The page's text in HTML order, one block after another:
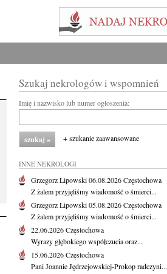
Szukaj nekrologów i wspomnień
Imię i nazwisko lub numer ogłoszenia:
+ szukanie zaawansowane
INNE NEKROLOGI
Grzegorz Lipowski06.08.2026Częstochowa
Z żalem przyjęliśmy wiadomość o śmierci...
Grzegorz Lipowski05.08.2026Częstochowa
Z żalem przyjęliśmy wiadomość o śmierci...
22.06.2026Częstochowa
Wyrazy głębokiego współczucia oraz...
15.06.2026Częstochowa
Pani Joannie Jędrzejowskiej-Prokop radczyni...